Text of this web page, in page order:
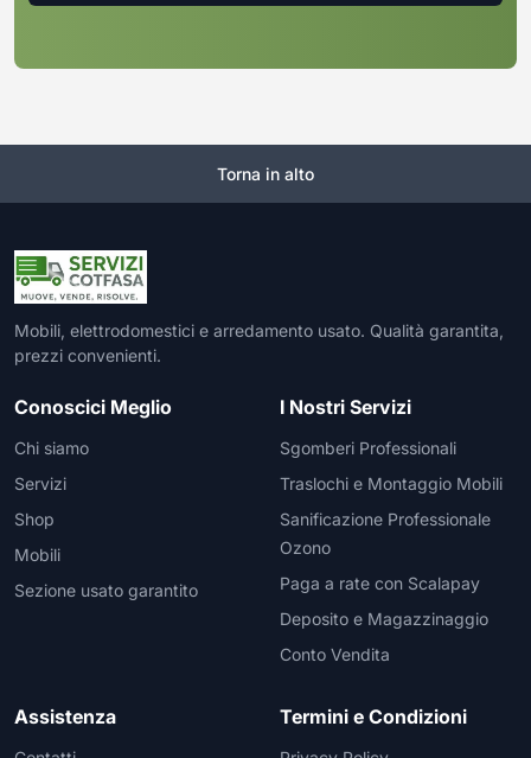
Torna in alto
Mobili, elettrodomestici e arredamento usato. Qualità garantita,
prezzi convenienti.
Conoscici Meglio
Chi siamo
Servizi
Shop
Mobili
Sezione usato garantito
I Nostri Servizi
Sgomberi Professionali
Traslochi e Montaggio Mobili
Sanificazione Professionale
Ozono
Paga a rate con Scalapay
Deposito e Magazzinaggio
Conto Vendita
Assistenza Termini e Condizioni